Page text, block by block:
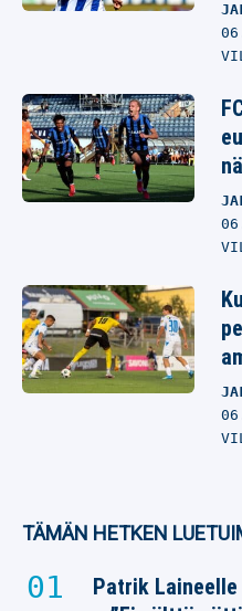
TÄMÄN HETKEN
Patrik